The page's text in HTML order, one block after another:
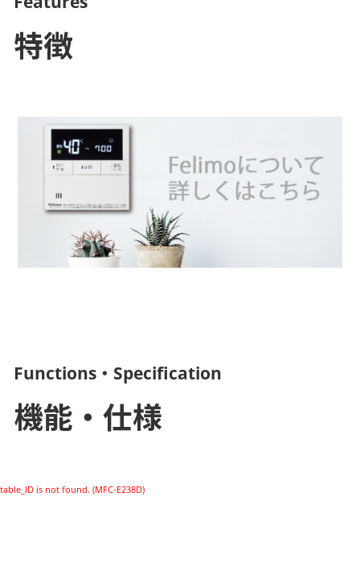
特徴
Functions・Specification
機能・仕様
table_ID is not found. (MFC-E238D)